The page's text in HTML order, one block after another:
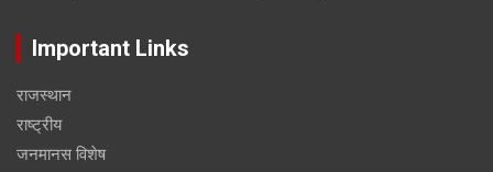
Important Links
राजस्थान
राष्ट्रीय
जनमानस विशेष